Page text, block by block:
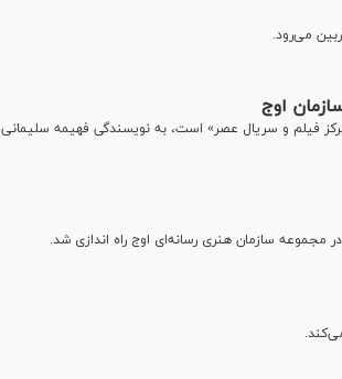
اوج
فیلم و سریال عصر» است، به نویسندگی فهیمه سلیمانی
مجموعه سازمان هنری رسانه‌ای اوج راه اندازی شد.